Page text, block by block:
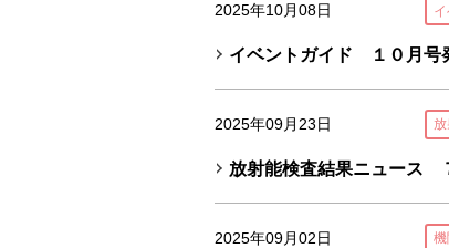
2025年10月08日
イベントガイド １０月号
2025年09月23日
放射能検査結果ニュース
2025年09月02日 機